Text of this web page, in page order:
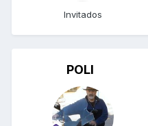
Invitados
POLI